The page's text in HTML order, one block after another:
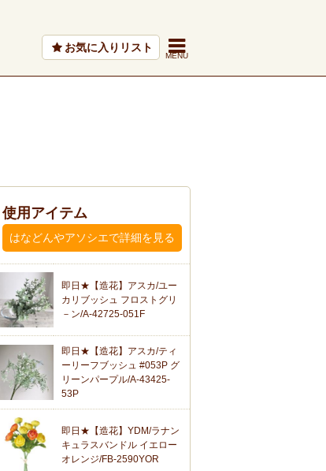
お気に入りリスト
使用アイテム
はなどんやアソシエで詳細を見る
即日★【造花】アスカ/ユー
カリブッシュ フロストグリ
－ン/A-42725-051F
即日★【造花】アスカ/ティ
ーリーフブッシュ #053P グ
リーンパープル/A-43425-
53P
即日★【造花】YDM/ラナン
キュラスバンドル イエロー
オレンジ/FB-2590YOR